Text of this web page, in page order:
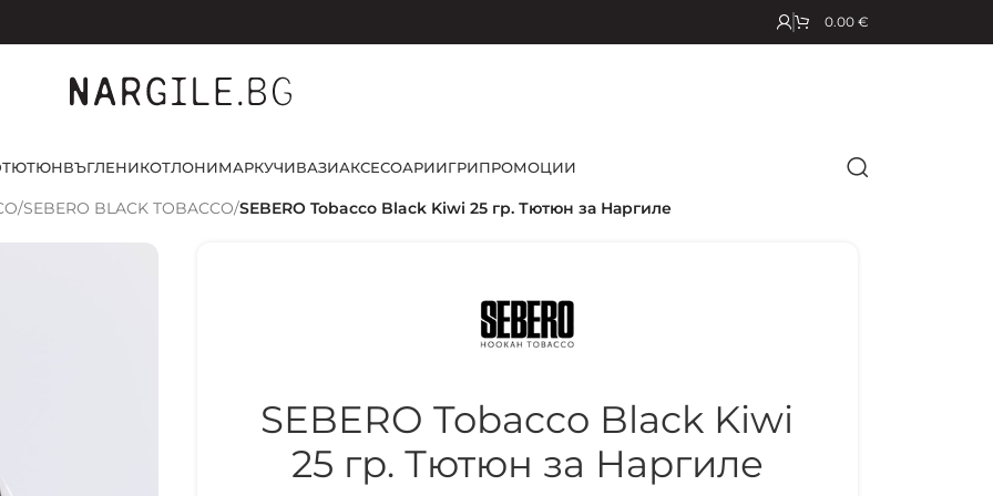
0.00 €
ТЮТЮНВЪГЛЕНИКОТЛОНИМАРКУЧИВАЗИАКСЕСОАРИИГРИПРОМОЦИИ
/SEBERO BLACK TOBACCO/SEBERO Tobacco Black Kiwi 25 гр. Тютюн за Наргиле
SEBERO Tobacco Black Kiwi
25 гр. Тютюн за Наргиле